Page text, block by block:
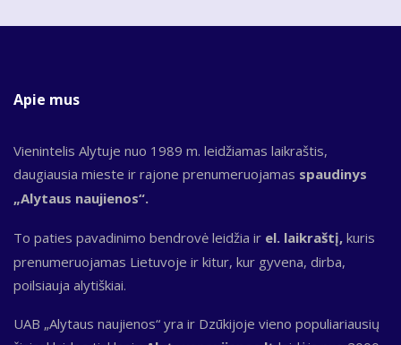
Apie mus
Vienintelis Alytuje nuo 1989 m. leidžiamas laikraštis,
daugiausia mieste ir rajone prenumeruojamas spaudinys
„Alytaus naujienos“.
To paties pavadinimo bendrovė leidžia ir el. laikraštį, kuris
prenumeruojamas Lietuvoje ir kitur, kur gyvena, dirba,
poilsiauja alytiškiai.
UAB „Alytaus naujienos“ yra ir Dzūkijoje vieno populiariausių